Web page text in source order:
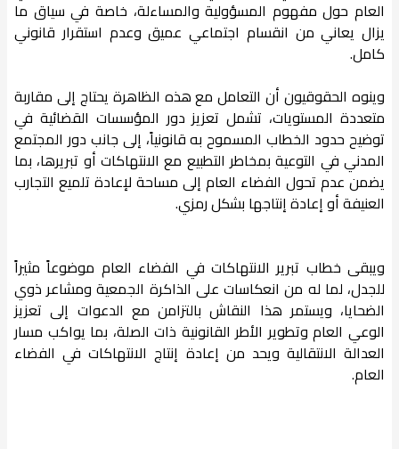
العام حول مفهوم المسؤولية والمساءلة، خاصة في سياق ما
يزال يعاني من انقسام اجتماعي عميق وعدم استقرار قانوني
كامل.
وينوه الحقوقيون أن التعامل مع هذه الظاهرة يحتاج إلى مقاربة
متعددة المستويات، تشمل تعزيز دور المؤسسات القضائية في
توضيح حدود الخطاب المسموح به قانونياً، إلى جانب دور المجتمع
المدني في التوعية بمخاطر التطبيع مع الانتهاكات أو تبريرها، بما
يضمن عدم تحول الفضاء العام إلى مساحة لإعادة تلميع التجارب
العنيفة أو إعادة إنتاجها بشكل رمزي.
ويبقى خطاب تبرير الانتهاكات في الفضاء العام موضوعاً مثيراً
للجدل، لما له من انعكاسات على الذاكرة الجمعية ومشاعر ذوي
الضحايا، ويستمر هذا النقاش بالتزامن مع الدعوات إلى تعزيز
الوعي العام وتطوير الأطر القانونية ذات الصلة، بما يواكب مسار
العدالة الانتقالية ويحد من إعادة إنتاج الانتهاكات في الفضاء
العام.